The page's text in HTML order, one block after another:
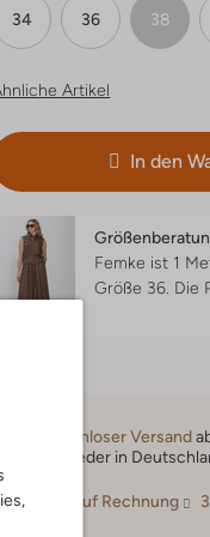
34 36 38
Artikel
In den
Femke ist 1
Größe 36. Die
Kostenloser Versand
Mitglieder in
Kauf auf Rechnung